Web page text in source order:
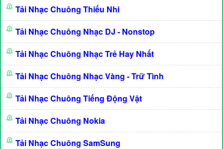
Tải Nhạc Chuông Thiếu Nhi
Tải Nhạc Chuông Nhạc DJ - Nonstop
Tải Nhạc Chuông Nhạc Trẻ Hay Nhất
Tải Nhạc Chuông Nhạc Vàng - Trữ Tình
Tải Nhạc Chuông Tiếng Động Vật
Tải Nhạc Chuông Nokia
Tải Nhạc Chuông SamSung